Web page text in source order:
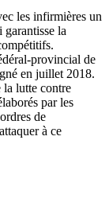
les infirmières un
la
provincial de
en juillet 2018.
lutte contre
par les
de
à ce